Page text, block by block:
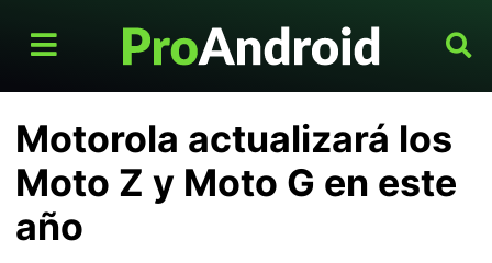
Motorola actualizará los
Moto Z y Moto G en este
año